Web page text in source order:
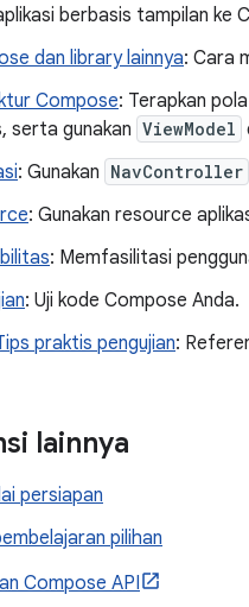
berbasis tampilan ke
dan library lainnya: Cara
Compose: Terapkan
serta gunakan ViewModel
: Gunakan NavController
: Gunakan resource
: Memfasilitasi
: Uji kode Compose Anda.
praktis pengujian:
lainnya
persiapan
pilihan
Compose API